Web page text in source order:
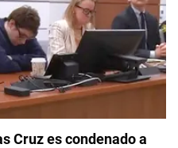
Cruz es condenado a